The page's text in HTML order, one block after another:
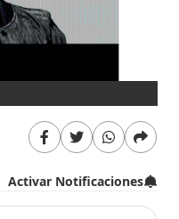
Activar Notificaciones